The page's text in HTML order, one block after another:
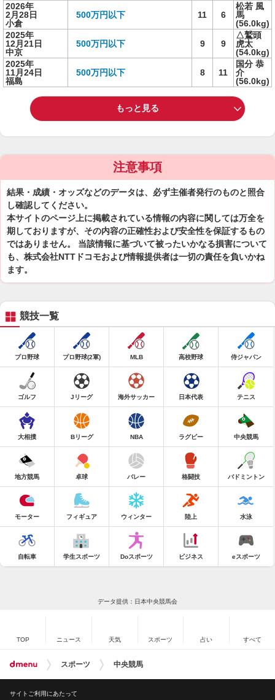
2026年
2月28日
小倉
500万円以下 11 6
松若 風
馬
(56.0kg)
2025年
12月21日
中京
500万円以下 9 9
△鷲頭
虎太
(54.0kg)
2025年
11月24日
福島
500万円以下 8 11
国分 恭
介
(56.0kg)
もっと見る
注意事項
結果・成績・オッズなどのデータは、必ず主催者発行のものと照合
し確認してください。
本サイトのページ上に掲載されている情報の内容に関しては万全を
期しておりますが、その内容の正確性および安全性を保証するもの
ではありません。 当該情報に基づいて被ったいかなる損害について
も、株式会社NTTドコモおよび情報提供者は一切の責任を負いかね
ます。
競技一覧
プロ野球 プロ野球(2軍) MLB 高校野球 侍ジャパン
ゴルフ Jリーグ 海外サッカー 日本代表 テニス
大相撲 Bリーグ NBA ラグビー 中央競馬
地方競馬 卓球 バレー 格闘技 バドミントン
モーター フィギュア ウィンター 陸上 水泳
自転車 学生スポーツ Doスポーツ ビジネス eスポーツ
データ提供：日本中央競馬会
TOP ニュース 天気 スポーツ 占い すべて
スポーツ 中央競馬
サイトご利用にあたって